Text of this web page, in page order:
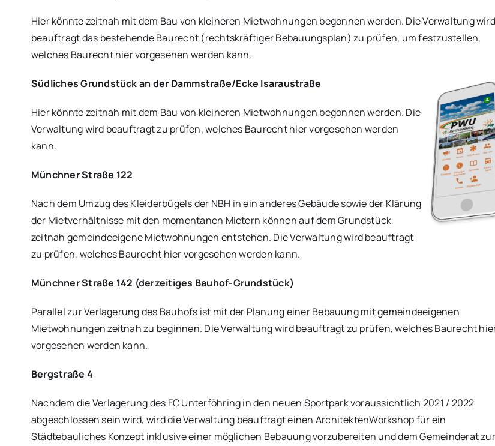
Hier könnte zeitnah mit dem Bau von kleineren Mietwohnungen begonnen werden. Die Verwaltung wird
beauftragt das bestehende Baurecht (rechtskräftiger Bebauungsplan) zu prüfen, um festzustellen,
welches Baurecht hier vorgesehen werden kann.
Südliches Grundstück an der Dammstraße/Ecke Isaraustraße
Hier könnte zeitnah mit dem Bau von kleineren Mietwohnungen begonnen werden. Die
Verwaltung wird beauftragt zu prüfen, welches Baurecht hier vorgesehen werden
kann.
Münchner Straße 122
Nach dem Umzug des Kleiderbügels der NBH in ein anderes Gebäude sowie der Klärung
der Mietverhältnisse mit den momentanen Mietern können auf dem Grundstück
zeitnah gemeindeeigene Mietwohnungen entstehen. Die Verwaltung wird beauftragt
zu prüfen, welches Baurecht hier vorgesehen werden kann.
Münchner Straße 142 (derzeitiges Bauhof-Grundstück)
Parallel zur Verlagerung des Bauhofs ist mit der Planung einer Bebauung mit gemeindeeigenen
Mietwohnungen zeitnah zu beginnen. Die Verwaltung wird beauftragt zu prüfen, welches Baurecht
vorgesehen werden kann.
Bergstraße 4
Nachdem die Verlagerung des FC Unterföhring in den neuen Sportpark voraussichtlich 2021 / 2022
abgeschlossen sein wird, wird die Verwaltung beauftragt einen ArchitektenWorkshop für ein
Städtebauliches Konzept inklusive einer möglichen Bebauung vorzubereiten und dem Gemeinderat zur